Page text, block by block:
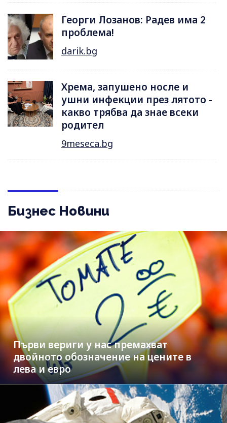
Георги Лозанов: Радев има 2
проблема!
darik.bg
Хрема, запушено носле и
ушни инфекции през лятотo -
какво трябва да знае всеки
родител
9meseca.bg
Бизнес Новини
Първи вериги у нас премахват
двойното обозначение на цените в
лева и евро